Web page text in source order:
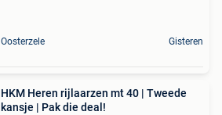
Oosterzele Gisteren
HKM Heren rijlaarzen mt 40 | Tweede
kansje | Pak die deal!